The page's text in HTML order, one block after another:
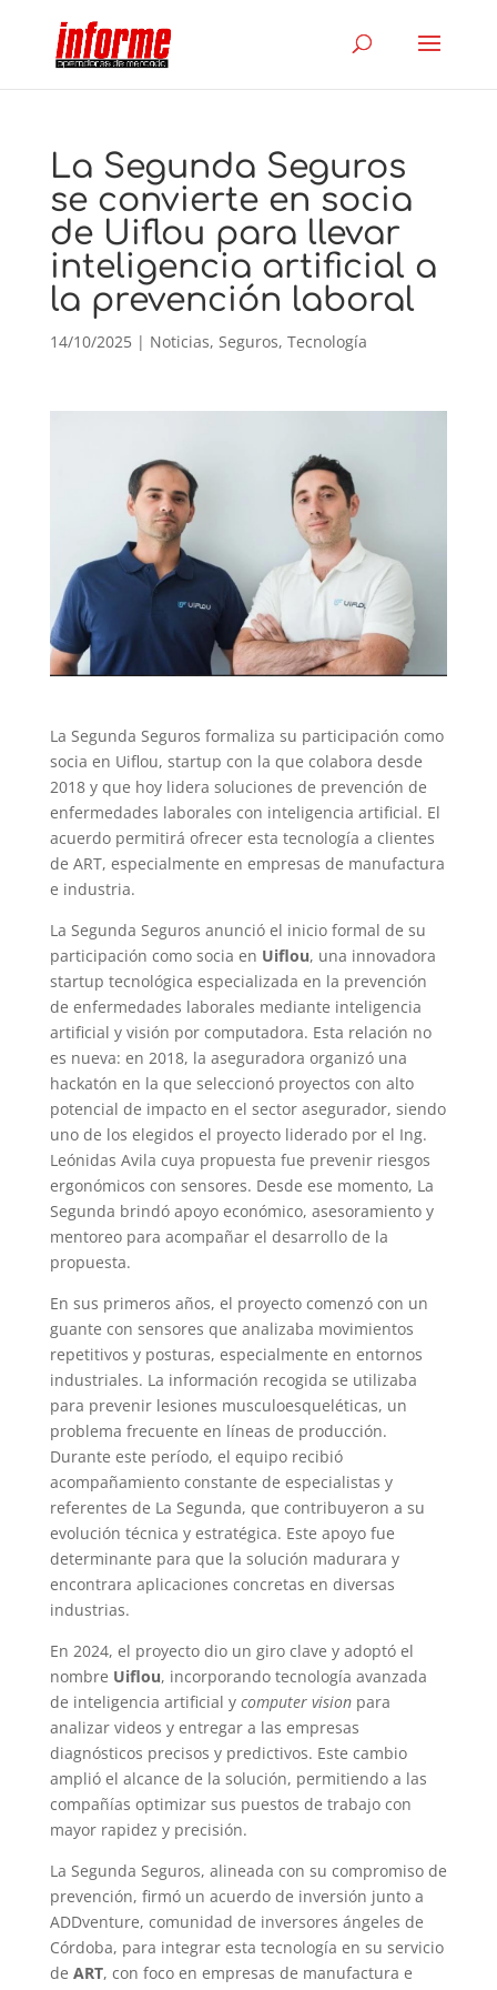
La Segunda Seguros
se convierte en socia
de Uiflou para llevar
inteligencia artificial a
la prevención laboral
14/10/2025| Noticias, Seguros, Tecnología
La Segunda Seguros formaliza su participación como
socia en Uiflou, startup con la que colabora desde
2018 y que hoy lidera soluciones de prevención de
enfermedades laborales con inteligencia artificial. El
acuerdo permitirá ofrecer esta tecnología a clientes
de ART, especialmente en empresas de manufactura
e industria.
La Segunda Seguros anunció el inicio formal de su
participación como socia en Uiflou, una innovadora
startup tecnológica especializada en la prevención
de enfermedades laborales mediante inteligencia
artificial y visión por computadora. Esta relación no
es nueva: en 2018, la aseguradora organizó una
hackatón en la que seleccionó proyectos con alto
potencial de impacto en el sector asegurador, siendo
uno de los elegidos el proyecto liderado por el Ing.
Leónidas Avila cuya propuesta fue prevenir riesgos
ergonómicos con sensores. Desde ese momento, La
Segunda brindó apoyo económico, asesoramiento y
mentoreo para acompañar el desarrollo de la
propuesta.
En sus primeros años, el proyecto comenzó con un
guante con sensores que analizaba movimientos
repetitivos y posturas, especialmente en entornos
industriales. La información recogida se utilizaba
para prevenir lesiones musculoesqueléticas, un
problema frecuente en líneas de producción.
Durante este período, el equipo recibió
acompañamiento constante de especialistas y
referentes de La Segunda, que contribuyeron a su
evolución técnica y estratégica. Este apoyo fue
determinante para que la solución madurara y
encontrara aplicaciones concretas en diversas
industrias.
En 2024, el proyecto dio un giro clave y adoptó el
nombre Uiflou, incorporando tecnología avanzada
de inteligencia artificial y computer visionpara
analizar videos y entregar a las empresas
diagnósticos precisos y predictivos. Este cambio
amplió el alcance de la solución, permitiendo a las
compañías optimizar sus puestos de trabajo con
mayor rapidez y precisión.
La Segunda Seguros, alineada con su compromiso de
prevención, firmó un acuerdo de inversión junto a
ADDventure, comunidad de inversores ángeles de
Córdoba, para integrar esta tecnología en su servicio
de ART, con foco en empresas de manufactura e